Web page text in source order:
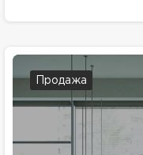
Продажа